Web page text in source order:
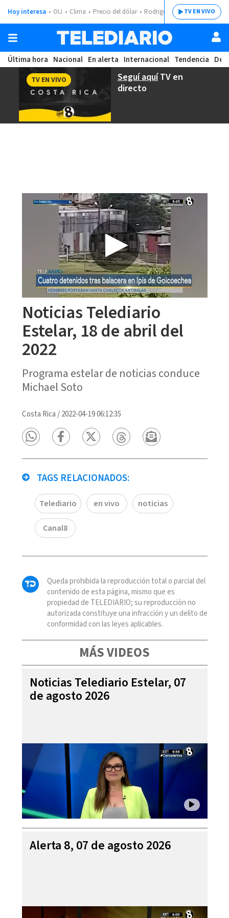
Hoy interesa OIJ Clima Precio del dólar Rodrigo ChavesTV EN VIVO
Última hora Nacional En alerta Internacional Tendencia
Seguí aquíTV en
directo
TV EN VIVO
Noticias Telediario
Estelar, 18 de abril del
2022
Programa estelar de noticias conduce
Michael Soto
Costa Rica /2022-04-19 06:12:35
TAGS RELACIONADOS:
Telediario en vivo noticias
Canal8
Queda prohibida la reproducción total o parcial del
contenido de esta página, mismo que es
propiedad de TELEDIARIO; su reproducción no
autorizada constituye una infracción y un delito de
conformidad con las leyes aplicables.
MÁS VIDEOS
Noticias Telediario Estelar, 07
de agosto 2026
Alerta 8, 07 de agosto 2026